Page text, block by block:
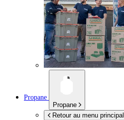
Propane
Propane
Retour au menu principal